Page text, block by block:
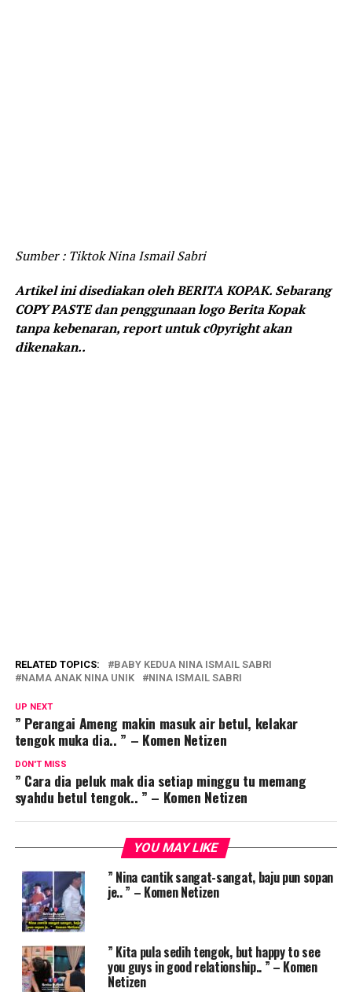
Sumber : Tiktok Nina Ismail Sabri
Artikel ini disediakan oleh BERITA KOPAK. Sebarang
COPY PASTE dan penggunaan logo Berita Kopak
tanpa kebenaran, report untuk c0pyright akan
dikenakan..
RELATED TOPICS:
BABY KEDUA NINA ISMAIL SABRI
NAMA ANAK NINA UNIK
NINA ISMAIL SABRI
UP NEXT
” Perangai Ameng makin masuk air betul, kelakar
tengok muka dia.. ” – Komen Netizen
DON'T MISS
” Cara dia peluk mak dia setiap minggu tu memang
syahdu betul tengok.. ” – Komen Netizen
YOU MAY LIKE
” Nina cantik sangat-sangat, baju pun sopan
je.. ” – Komen Netizen
” Kita pula sedih tengok, but happy to see
you guys in good relationship.. ” – Komen
Netizen